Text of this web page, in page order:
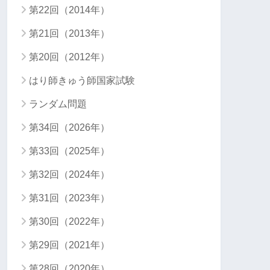
第22回（2014年）
第21回（2013年）
第20回（2012年）
はり師きゅう師国家試験
ランダム問題
第34回（2026年）
第33回（2025年）
第32回（2024年）
第31回（2023年）
第30回（2022年）
第29回（2021年）